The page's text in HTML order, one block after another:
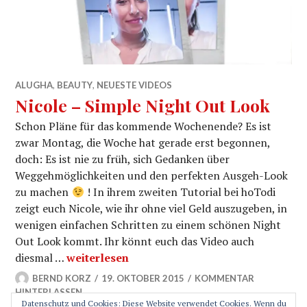
ALUGHA, BEAUTY, NEUESTE VIDEOS
Nicole – Simple Night Out Look
Schon Pläne für das kommende Wochenende? Es ist
zwar Montag, die Woche hat gerade erst begonnen,
doch: Es ist nie zu früh, sich Gedanken über
Weggehmöglichkeiten und den perfekten Ausgeh-Look
zu machen
! In ihrem zweiten Tutorial bei hoTodi
zeigt euch Nicole, wie ihr ohne viel Geld auszugeben, in
wenigen einfachen Schritten zu einem schönen Night
Out Look kommt. Ihr könnt euch das Video auch
diesmal …Nicole – Simple Night Out Look
weiterlesen
BERND KORZ 19. OKTOBER 2015
KOMMENTAR
HINTERLASSEN
Datenschutz und Cookies: Diese Website verwendet Cookies. Wenn du